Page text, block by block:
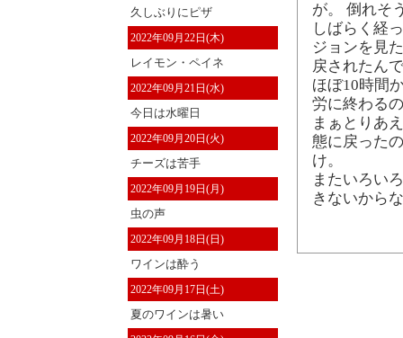
久しぶりにピザ
2022年09月22日(木)
レイモン・ペイネ
2022年09月21日(水)
今日は水曜日
2022年09月20日(火)
チーズは苦手
2022年09月19日(月)
虫の声
2022年09月18日(日)
ワインは酔う
2022年09月17日(土)
夏のワインは暑い
が。 倒れそ
しばらく経
ジョンを見
戻されたん
ほぼ10時間
労に終わる
まぁとりあ
態に戻った
け。
またいろい
きないから